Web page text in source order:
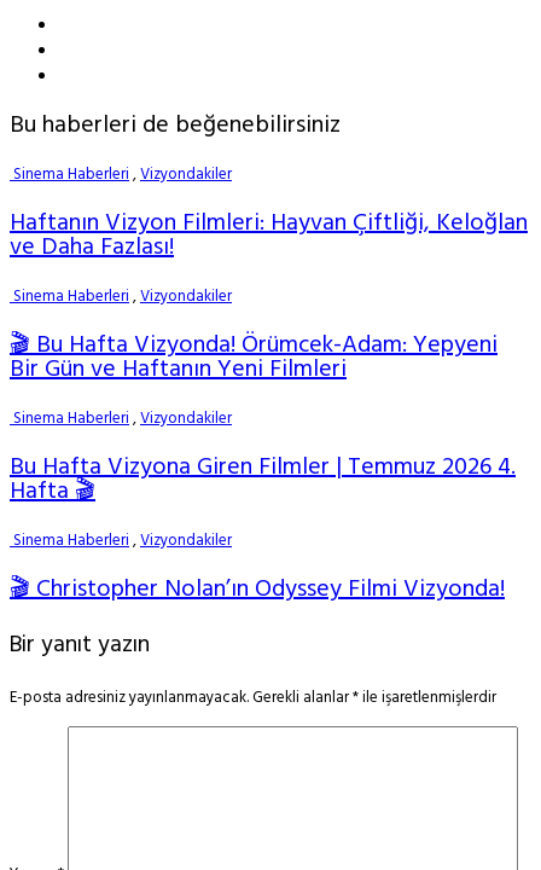
Bu haberleri de beğenebilirsiniz
Sinema Haberleri,Vizyondakiler
Haftanın Vizyon Filmleri: Hayvan Çiftliği, Keloğlan
ve Daha Fazlası!
Sinema Haberleri,Vizyondakiler
🎬 Bu Hafta Vizyonda! Örümcek-Adam: Yepyeni
Bir Gün ve Haftanın Yeni Filmleri
Sinema Haberleri,Vizyondakiler
Bu Hafta Vizyona Giren Filmler | Temmuz 2026 4.
Hafta 🎬
Sinema Haberleri,Vizyondakiler
🎬 Christopher Nolan’ın Odyssey Filmi Vizyonda!
Bir yanıt yazın
E-posta adresiniz yayınlanmayacak.Gerekli alanlar*ile işaretlenmişlerdir